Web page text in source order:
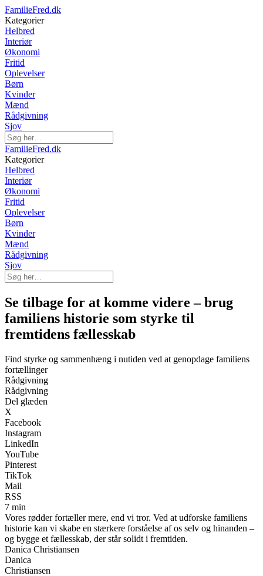
FamilieFred.dk
Kategorier
Helbred
Interiør
Økonomi
Fritid
Oplevelser
Børn
Kvinder
Mænd
Rådgivning
Sjov
FamilieFred.dk
Kategorier
Helbred
Interiør
Økonomi
Fritid
Oplevelser
Børn
Kvinder
Mænd
Rådgivning
Sjov
Se tilbage for at komme videre – brug
familiens historie som styrke til
fremtidens fællesskab
Find styrke og sammenhæng i nutiden ved at genopdage familiens
fortællinger
Rådgivning
Rådgivning
Del glæden
X
Facebook
Instagram
LinkedIn
YouTube
Pinterest
TikTok
Mail
RSS
7 min
Vores rødder fortæller mere, end vi tror. Ved at udforske familiens
historie kan vi skabe en stærkere forståelse af os selv og hinanden –
og bygge et fællesskab, der står solidt i fremtiden.
Danica Christiansen
Danica
Christiansen